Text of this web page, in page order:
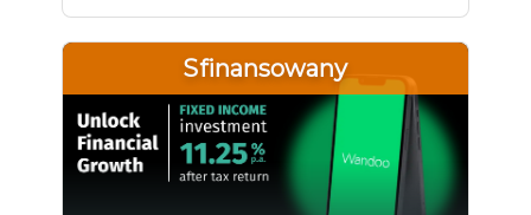
Sfinansowany